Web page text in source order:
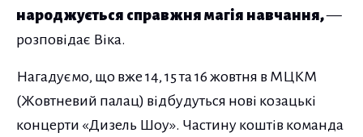
народжується справжня магія навчання,—
розповідає Віка.
Нагадуємо, що вже 14, 15 та 16 жовтня в МЦКМ
(Жовтневий палац) відбудуться нові козацькі
концерти «Дизель Шоу». Частину коштів команда